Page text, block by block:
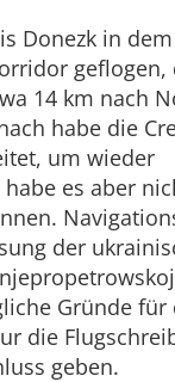
Donezk in
geflogen,
14 km nach
habe die
um wieder
es aber
der
Gründe für
die
geben.